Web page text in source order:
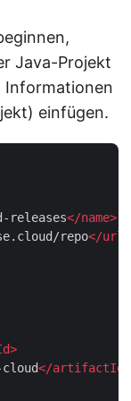
Java-Projekt
Informationen
einfügen.
releases</name>
repo</url
>
</artifactId